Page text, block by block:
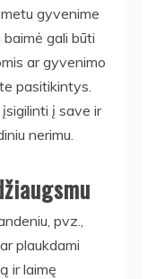
gyvenime
gali būti
ar gyvenimo
pasitikintys.
į save ir
nerimu.
pvz.,
plaukdami
ir laimę